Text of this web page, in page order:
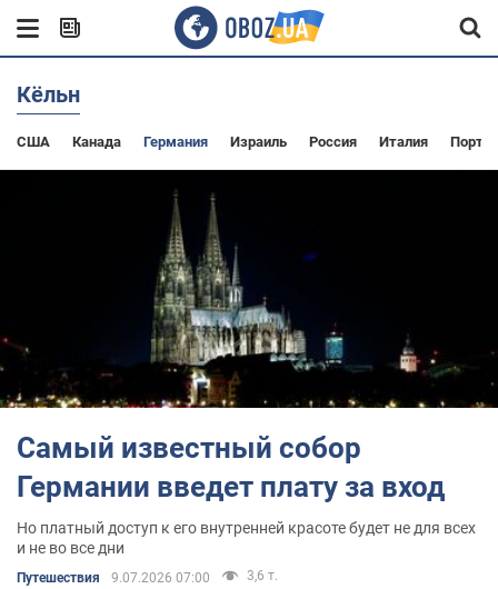
Кёльн
США Канада Германия Израиль Россия Италия
Самый известный собор
Германии введет плату за вход
Но платный доступ к его внутренней красоте будет не для всех
и не во все дни
Путешествия 9.07.2026 07:00 3,6 т.